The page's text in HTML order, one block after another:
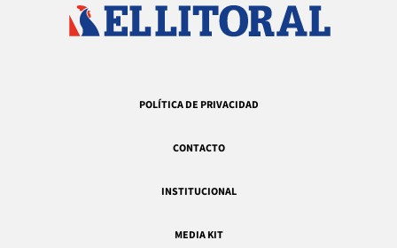
POLÍTICA DE PRIVACIDAD
CONTACTO
INSTITUCIONAL
MEDIA KIT